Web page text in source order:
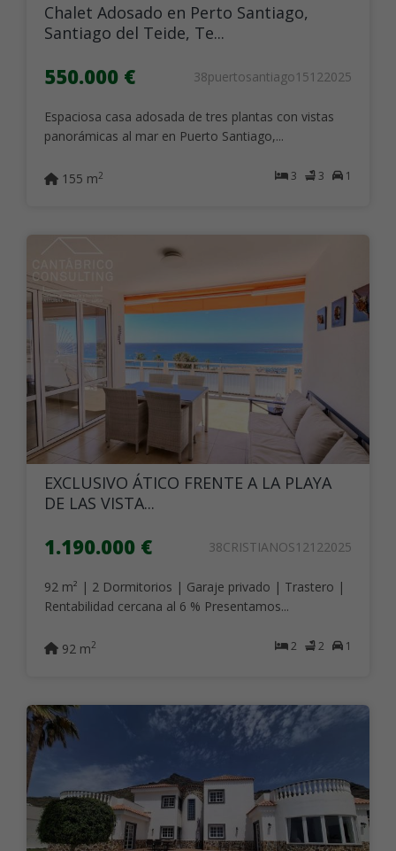
Chalet Adosado en Perto Santiago,
Santiago del Teide, Te...
550.000 € 38puertosantiago15122025
Espaciosa casa adosada de tres plantas con vistas
panorámicas al mar en Puerto Santiago,...
3 3 1
155 m2
EXCLUSIVO ÁTICO FRENTE A LA PLAYA
DE LAS VISTA...
1.190.000 € 38CRISTIANOS12122025
92 m² | 2 Dormitorios | Garaje privado | Trastero |
Rentabilidad cercana al 6 % Presentamos...
2 2 1
92 m2